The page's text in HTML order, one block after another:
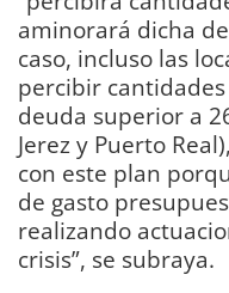
aminorará dicha
caso, incluso las
percibir
deuda superior a
Jerez y Puerto
con este plan
de gasto
realizando
crisis”, se subraya.